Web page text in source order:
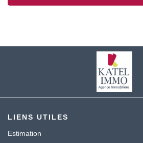
LIENS UTILES
Estimation